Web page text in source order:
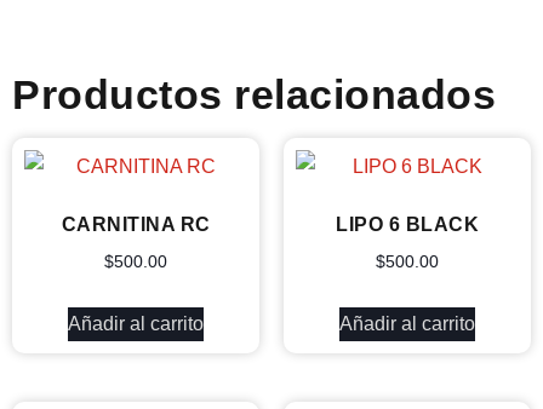
Productos relacionados
CARNITINA RC
$500.00
Añadir al carrito
LIPO 6 BLACK
$500.00
Añadir al carrito